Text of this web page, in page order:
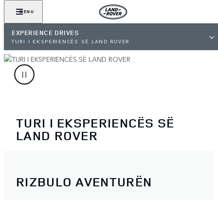
MENU
EXPERIENCE DRIVES
TURI I EKSPERIENCËS SË LAND ROVER
TURI I EKSPERIENCËS SË
LAND ROVER
RIZBULO AVENTURËN